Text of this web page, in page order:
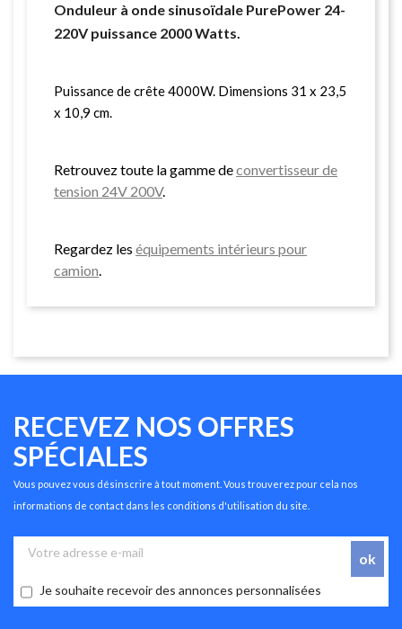
Onduleur à onde sinusoïdale PurePower 24-
220V puissance 2000 Watts.
Puissance de crête 4000W. Dimensions 31 x 23,5
x 10,9 cm.
Retrouvez toute la gamme deconvertisseur de
tension 24V 200V.
Regardez les équipements intérieurs pour
camion.
RECEVEZ NOS OFFRES
SPÉCIALES
Vous pouvez vous désinscrire à tout moment. Vous trouverez pour cela nos
informations de contact dans les conditions d'utilisation du site.
Je souhaite recevoir des annonces personnalisées